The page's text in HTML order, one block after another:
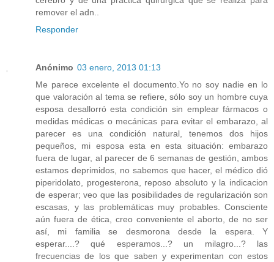
remover el adn..
Responder
Anónimo 03 enero, 2013 01:13
Me parece excelente el documento.Yo no soy nadie en lo
que valoración al tema se refiere, sólo soy un hombre cuya
esposa desallorró esta condición sin emplear fármacos o
medidas médicas o mecánicas para evitar el embarazo, al
parecer es una condición natural, tenemos dos hijos
pequeños, mi esposa esta en esta situación: embarazo
fuera de lugar, al parecer de 6 semanas de gestión, ambos
estamos deprimidos, no sabemos que hacer, el médico dió
piperidolato, progesterona, reposo absoluto y la indicacion
de esperar; veo que las posibilidades de regularización son
escasas, y las problemáticas muy probables. Consciente
aún fuera de ética, creo conveniente el aborto, de no ser
así, mi familia se desmorona desde la espera. Y
esperar....? qué esperamos...? un milagro...? las
frecuencias de los que saben y experimentan con estos